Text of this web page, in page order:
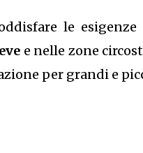
le
e nelle zone
per grandi e